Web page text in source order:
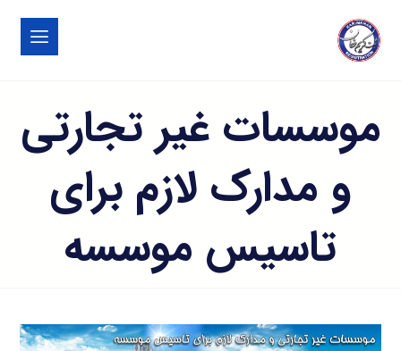
موسسات غیر تجارتی
و مدارک لازم برای
تاسیس موسسه